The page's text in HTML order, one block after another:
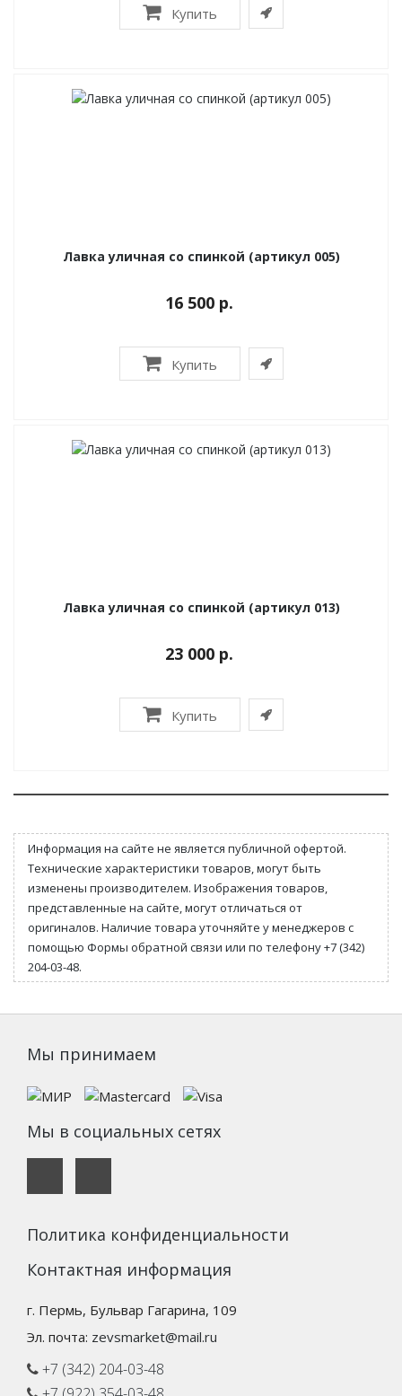
Купить
Лавка уличная со спинкой (артикул 005)
16 500 р.
Купить
Лавка уличная со спинкой (артикул 013)
23 000 р.
Купить
Информация на сайте не является публичной офертой.
Технические характеристики товаров, могут быть
изменены производителем. Изображения товаров,
представленные на сайте, могут отличаться от
оригиналов. Наличие товара уточняйте у менеджеров с
помощью Формы обратной связи или по телефону +7 (342)
204-03-48.
Мы принимаем
Мы в социальных сетях
Политика конфиденциальности
Контактная информация
г. Пермь, Бульвар Гагарина, 109
Эл. почта: zevsmarket@mail.ru
+7 (342) 204-03-48